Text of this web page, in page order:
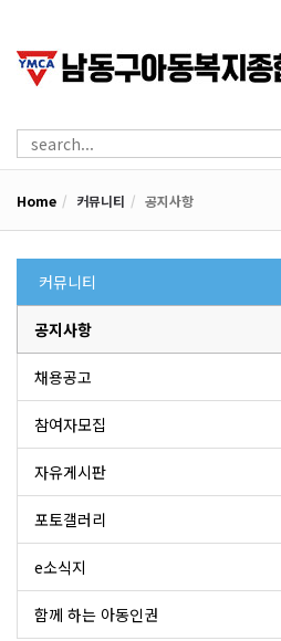
Home 커뮤니티 공지사항
커뮤니티
공지사항
채용공고
참여자모집
자유게시판
포토갤러리
e소식지
함께 하는 아동인권